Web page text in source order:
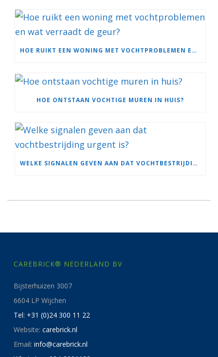
HOE RUIKT EEN WONING MET VOCHTPROBLEMEN EN WAT VERRAADT DE GEUR?
HOE ONTSTAAN VOCHTIGE MUREN IN HUIS?
WELKE SIGNALEN GEVEN AAN DAT VOCHTBESTRIJDING URGENT IS?
CAREBRICK® NEDERLAND BV
Bijsterhuizen 3007
6604 LP Wijchen
Tel: +31 (0)24 300 11 22
Website:carebrick.nl
Email:info@carebrick.nl